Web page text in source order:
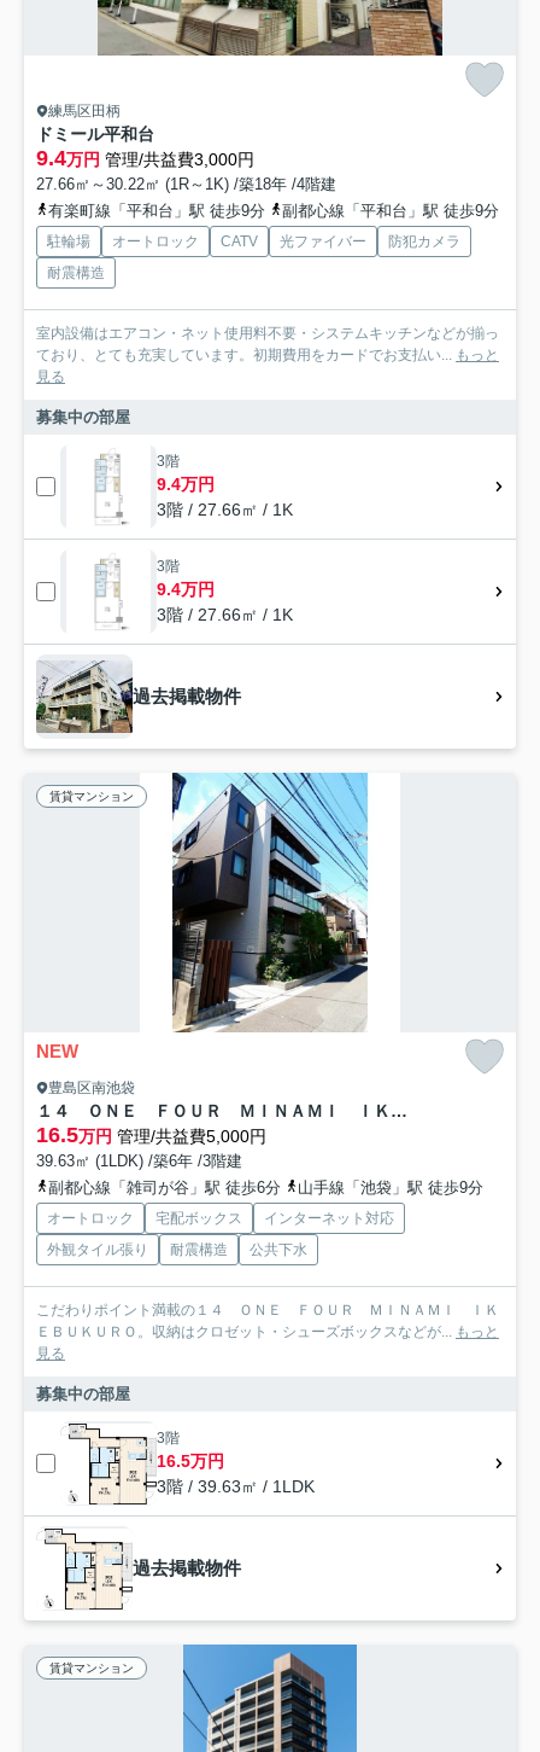
練馬区田柄
ドミール平和台
9.4万円 管理/共益費3,000円
27.66㎡～30.22㎡ (1R～1K) /築18年 /4階建
有楽町線「平和台」駅 徒歩9分
副都心線「平和台」駅 徒歩9分
駐輪場 オートロック CATV 光ファイバー
防犯カメラ
耐震構造
室内設備はエアコン・ネット使用料不要・システムキッチンなどが揃っ
ており、とても充実しています。初期費用をカードでお支払い... もっと
見る
募集中の部屋
3階
9.4万円
3階 / 27.66㎡ / 1K
3階
9.4万円
3階 / 27.66㎡ / 1K
過去掲載物件
賃貸マンション
NEW
豊島区南池袋
１４ ＯＮＥ ＦＯＵＲ ＭＩＮＡＭＩ ＩＫＥＢＵＫＵＲＯ
16.5万円 管理/共益費5,000円
39.63㎡ (1LDK) /築6年 /3階建
副都心線「雑司が谷」駅 徒歩6分
山手線「池袋」駅 徒歩9分
オートロック 宅配ボックス
インターネット対応
外観タイル張り
耐震構造 公共下水
こだわりポイント満載の１４ ＯＮＥ ＦＯＵＲ ＭＩＮＡＭＩ ＩＫ
ＥＢＵＫＵＲＯ。収納はクロゼット・シューズボックスなどが... もっと
見る
募集中の部屋
3階
16.5万円
3階 / 39.63㎡ / 1LDK
過去掲載物件
賃貸マンション